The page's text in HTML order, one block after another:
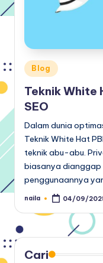
Posted
in
Blog
Teknik White
SEO
Dalam dunia
Teknik White Hat
teknik abu-abu.
biasanya dianggap
penggunaannya
Posted
naila 04/09/
Cari